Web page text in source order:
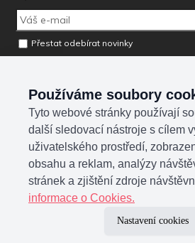
Přestat odebírat novinky
Sociální sítě
Používáme soubory
Tyto webové stránky používají
další sledovací nástroje s cílem
uživatelského prostředí,
obsahu a reklam, analýzy
stránek a zjištění zdroje
informace o Cookies.
Nastavení cookies